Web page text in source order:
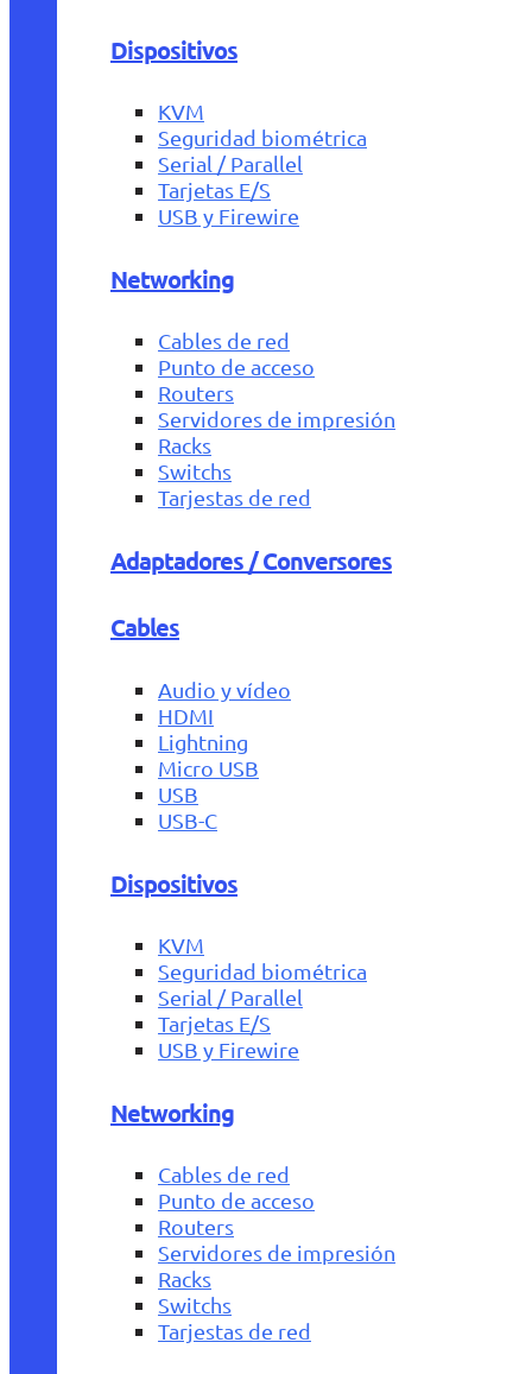
Dispositivos
KVM
Seguridad biométrica
Serial / Parallel
Tarjetas E/S
USB y Firewire
Networking
Cables de red
Punto de acceso
Routers
Servidores de impresión
Racks
Switchs
Tarjestas de red
Adaptadores / Conversores
Cables
Audio y vídeo
HDMI
Lightning
Micro USB
USB
USB-C
Dispositivos
KVM
Seguridad biométrica
Serial / Parallel
Tarjetas E/S
USB y Firewire
Networking
Cables de red
Punto de acceso
Routers
Servidores de impresión
Racks
Switchs
Tarjestas de red